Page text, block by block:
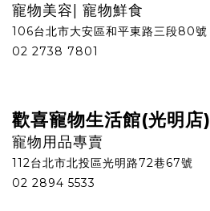
寵物美容| 寵物鮮食
106台北市大安區和平東路三段80號
02 2738 7801
歡喜寵物生活館(光明店)
寵物用品專賣
112台北市北投區光明路72巷67號
02 2894 5533